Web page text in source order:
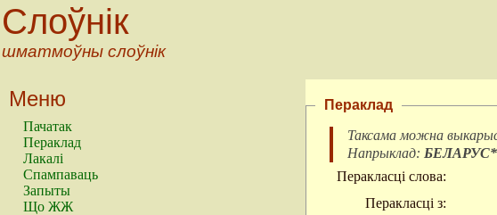
Слоўнік
шматмоўны слоўнік
Меню
Пачатак
Пераклад
Лакалі
Спампаваць
Запыты
Що ЖЖ
Пераклад
Таксама можна
Напрыклад: БЕЛАРУС*
Перакласці слова:
Перакласці з: